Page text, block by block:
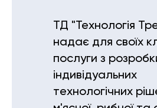
ТД "Технологія
надає для своїх
послуги з
індивідуальних
технологічних